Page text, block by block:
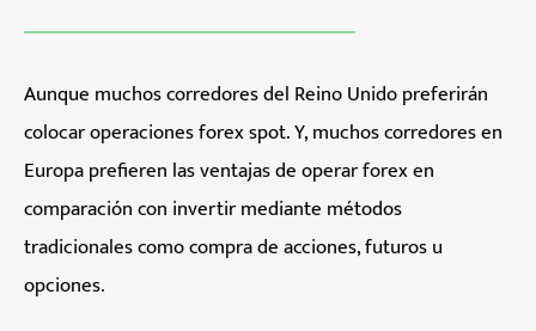
Aunque muchos corredores del Reino Unido preferirán
colocar operaciones forex spot. Y, muchos corredores en
Europa prefieren las ventajas de operar forex en
comparación con invertir mediante métodos
tradicionales como compra de acciones, futuros u
opciones.